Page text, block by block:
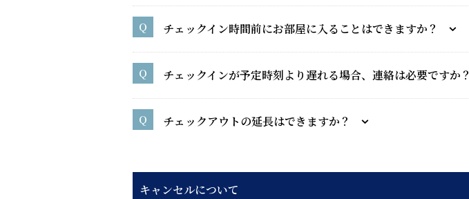
チェックイン時間前にお部屋に入ることはできますか？
チェックインが予定時刻より遅れる場合、連絡は必要ですか？
チェックアウトの延長はできますか？
キャンセルについて